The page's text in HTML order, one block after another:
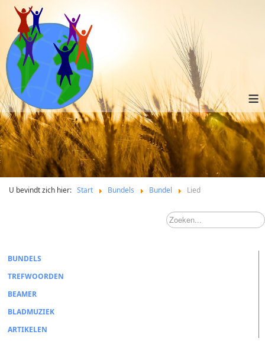
≡
U bevindt zich hier: Start Bundels Bundel Lied
BUNDELS
TREFWOORDEN
BEAMER
BLADMUZIEK
ARTIKELEN